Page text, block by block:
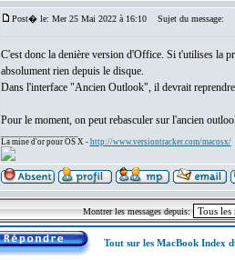
Post� le: Mer 25 Mai 2022 à 16:10 Sujet du message:
C'est donc la denière version d'Office. Si t'utilises la
absolument rien depuis le disque.
Dans l'interface "Ancien Outlook", il devrait
Pour le moment, on peut rebasculer sur l'ancien
La mine d'or pour OS X - http://www.versiontracker.com/macosx/
Montrer les messages depuis:
Tout sur les MacBook Index